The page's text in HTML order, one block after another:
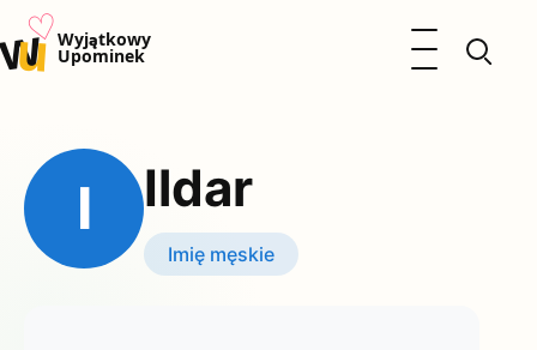
u♡Wyjątkowy
Upominek
Otwórz menu
Kalendarz Imienin
Kobieta
Okazje
Katalog prezentów
I Ildar
Imię męskie